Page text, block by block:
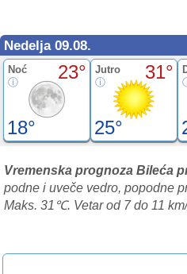
Nedelja 09.08.
Noć 23°
18°
Jutro 31°
25°
Vremenska prognoza Bileća
podne i uveče vedro, popodne
Maks. 31℃. Vetar od 7 do 11